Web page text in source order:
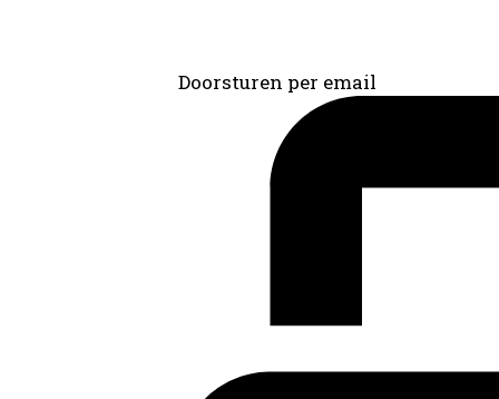
Doorsturen per email